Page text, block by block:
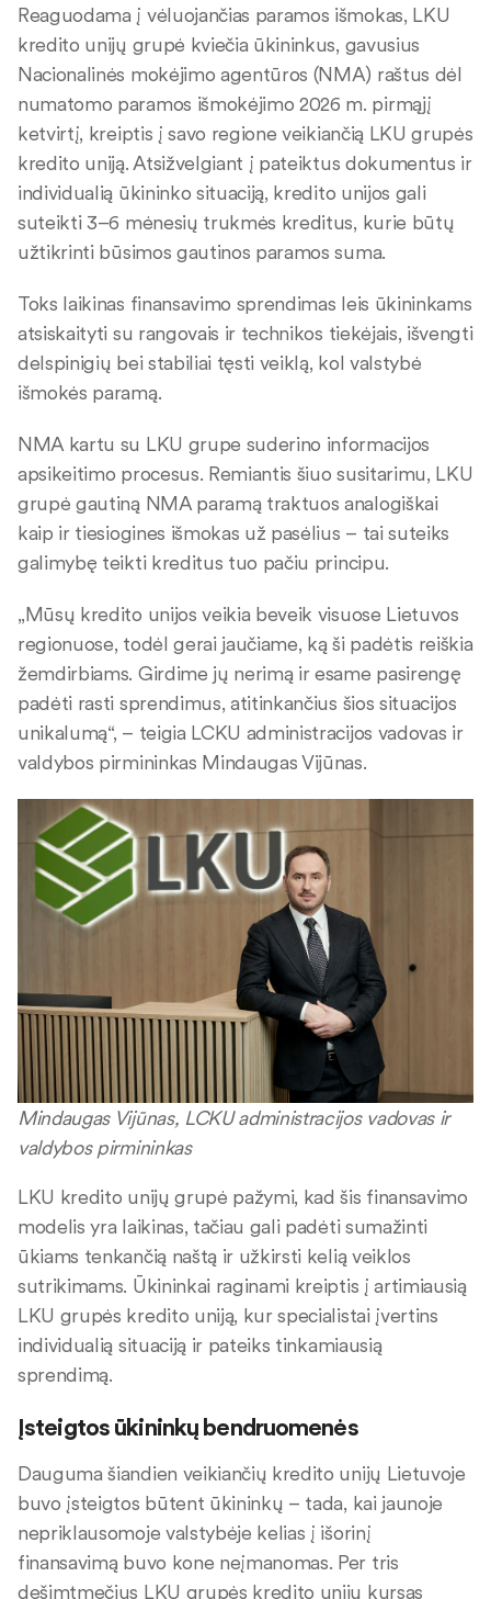
Reaguodama į vėluojančias paramos išmokas, LKU
kredito unijų grupė kviečia ūkininkus, gavusius
Nacionalinės mokėjimo agentūros (NMA) raštus dėl
numatomo paramos išmokėjimo 2026 m. pirmąjį
ketvirtį, kreiptis į savo regione veikiančią LKU grupės
kredito uniją. Atsižvelgiant į pateiktus dokumentus ir
individualią ūkininko situaciją, kredito unijos gali
suteikti 3–6 mėnesių trukmės kreditus, kurie būtų
užtikrinti būsimos gautinos paramos suma.
Toks laikinas finansavimo sprendimas leis ūkininkams
atsiskaityti su rangovais ir technikos tiekėjais, išvengti
delspinigių bei stabiliai tęsti veiklą, kol valstybė
išmokės paramą.
NMA kartu su LKU grupe suderino informacijos
apsikeitimo procesus. Remiantis šiuo susitarimu, LKU
grupė gautiną NMA paramą traktuos analogiškai
kaip ir tiesiogines išmokas už pasėlius – tai suteiks
galimybę teikti kreditus tuo pačiu principu.
„Mūsų kredito unijos veikia beveik visuose Lietuvos
regionuose, todėl gerai jaučiame, ką ši padėtis reiškia
žemdirbiams. Girdime jų nerimą ir esame pasirengę
padėti rasti sprendimus, atitinkančius šios situacijos
unikalumą“, – teigia LCKU administracijos vadovas ir
valdybos pirmininkas Mindaugas Vijūnas.
Mindaugas Vijūnas, LCKU administracijos vadovas ir
valdybos pirmininkas
LKU kredito unijų grupė pažymi, kad šis finansavimo
modelis yra laikinas, tačiau gali padėti sumažinti
ūkiams tenkančią naštą ir užkirsti kelią veiklos
sutrikimams. Ūkininkai raginami kreiptis į artimiausią
LKU grupės kredito uniją, kur specialistai įvertins
individualią situaciją ir pateiks tinkamiausią
sprendimą.
Įsteigtos ūkininkų bendruomenės
Dauguma šiandien veikiančių kredito unijų Lietuvoje
buvo įsteigtos būtent ūkininkų – tada, kai jaunoje
nepriklausomoje valstybėje kelias į išorinį
finansavimą buvo kone neįmanomas. Per tris
dešimtmečius LKU grupės kredito unijų kursas